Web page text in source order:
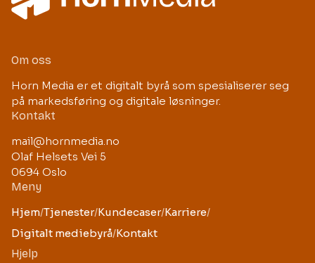
Om oss
Horn Media er et digitalt byrå som spesialiserer seg
på markedsføring og digitale løsninger.
Kontakt
mail@hornmedia.no
Olaf Helsets Vei 5
0694 Oslo
Meny
Hjem/Tjenester/Kundecaser/Karriere/
Digitalt mediebyrå/Kontakt
Hjelp